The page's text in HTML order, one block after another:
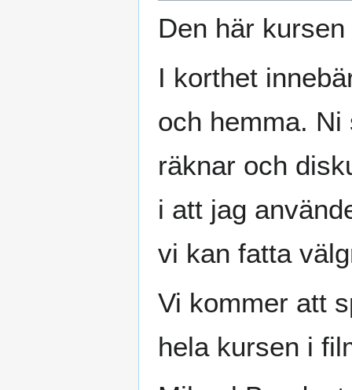
Den här
I korthet
och hemma.
räknar och
i att jag
vi kan fatta
Vi kommer att
hela kursen i